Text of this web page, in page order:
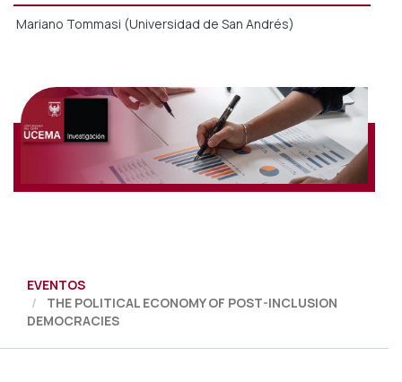
Mariano Tommasi (Universidad de San Andrés)
EVENTOS
THE POLITICAL ECONOMY OF POST-INCLUSION
DEMOCRACIES